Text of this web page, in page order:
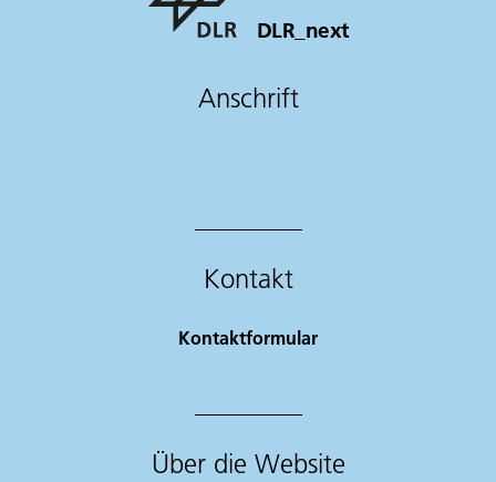
DLR_next
Anschrift
Kontakt
Kontaktformular
Über die Website